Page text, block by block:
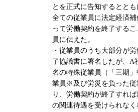
とを正式に告知するとと
全ての従業員に法定経済
って労働契約を終了する
員に伝えた。
・従業員のうち大部分が
了協議書に署名したが、A
名の特殊従業員（「三期
業員※及び労災を負った従
り、労働契約が終了すれ
の関連待遇を受けられな